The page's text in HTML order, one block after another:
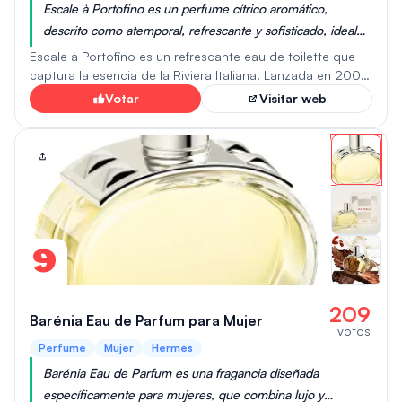
mundo.
Escale à Portofino es un perfume cítrico aromático,
descrito como atemporal, refrescante y sofisticado, ideal
para mujeres que buscan un aroma fresco y luminoso que
evoca el verano.
Escale à Portofino es un refrescante eau de toilette que
captura la esencia de la Riviera Italiana. Lanzada en 2008
como parte de la Colección Crucero de Dior, esta
fragancia está diseñada para evocar una sensación de
evasión y sofisticación. Presenta una mezcla de notas
cítricas y aromáticas, que combinan bergamota de
Calabria, petitgrain siciliano y cidra italiana. La
composición también incluye flor de azahar y un toque de
almendra amarga, creando una fragancia equilibrada y
elegante. Ideal para climas cálidos, Escale à Portofino
ofrece una experiencia ligera y estimulante, perfecta para
quienes buscan una fragancia refinada y revitalizante.
Votar Visitar web
9
Barénia Eau de Parfum para Mujer 209
votos
Perfume Mujer Hermès
Barénia Eau de Parfum es una fragancia diseñada
específicamente para mujeres, que combina lujo y